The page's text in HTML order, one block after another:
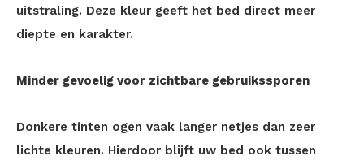
uitstraling. Deze kleur geeft het bed direct meer
diepte en karakter.
Minder gevoelig voor zichtbare gebruikssporen
Donkere tinten ogen vaak langer netjes dan zeer
lichte kleuren. Hierdoor blijft uw bed ook tussen